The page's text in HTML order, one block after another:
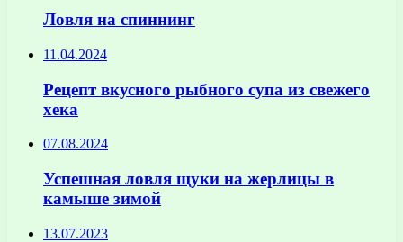
Ловля на спиннинг
11.04.2024
Рецепт вкусного рыбного супа из свежего
хека
07.08.2024
Успешная ловля щуки на жерлицы в
камыше зимой
13.07.2023